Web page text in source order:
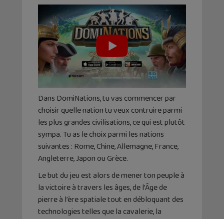
Dans DomiNations, tu vas commencer par
choisir quelle nation tu veux contruire parmi
les plus grandes civilisations, ce qui est plutôt
sympa. Tu as le choix parmi les nations
suivantes : Rome, Chine, Allemagne, France,
Angleterre, Japon ou Grèce.
Le but du jeu est alors de mener ton peuple à
la victoire à travers les âges, de l’Âge de
pierre à l’ère spatiale tout en débloquant des
technologies telles que la cavalerie, la